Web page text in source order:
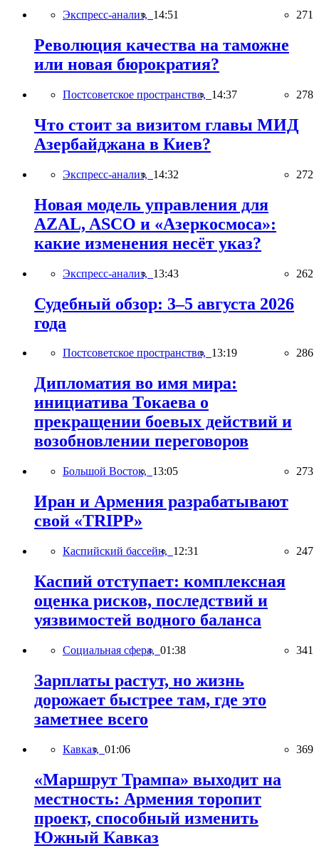
Экспресс-анализ, 14:51 271
Революция качества на таможне
или новая бюрократия?
Постсоветское пространство, 14:37 278
Что стоит за визитом главы МИД
Азербайджана в Киев?
Экспресс-анализ, 14:32 272
Новая модель управления для
AZAL, ASCO и «Азеркосмоса»:
какие изменения несёт указ?
Экспресс-анализ, 13:43 262
Судебный обзор: 3–5 августа 2026
года
Постсоветское пространство, 13:19 286
Дипломатия во имя мира:
инициатива Токаева о
прекращении боевых действий и
возобновлении переговоров
Большой Восток, 13:05 273
Иран и Армения разрабатывают
свой «TRIPP»
Каспийский бассейн, 12:31 247
Каспий отступает: комплексная
оценка рисков, последствий и
уязвимостей водного баланса
Социальная сфера, 01:38 341
Зарплаты растут, но жизнь
дорожает быстрее там, где это
заметнее всего
Кавказ, 01:06 369
«Маршрут Трампа» выходит на
местность: Армения торопит
проект, способный изменить
Южный Кавказ